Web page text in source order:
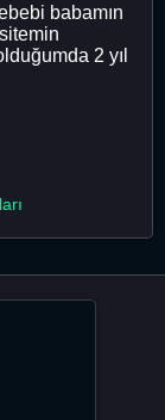
babamın
2 yıl